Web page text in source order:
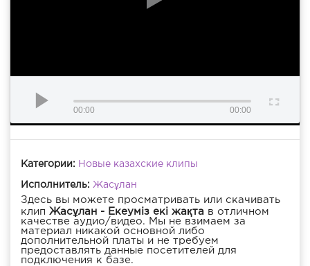
00:00 00:00
Категории: Новые казахские клипы
Исполнитель: Жасұлан
Здесь вы можете просматривать или скачивать
клип Жасұлан - Екеуміз екі жақта в отличном
качестве аудио/видео. Мы не взимаем за
материал никакой основной либо
дополнительной платы и не требуем
предоставлять данные посетителей для
подключения к базе.